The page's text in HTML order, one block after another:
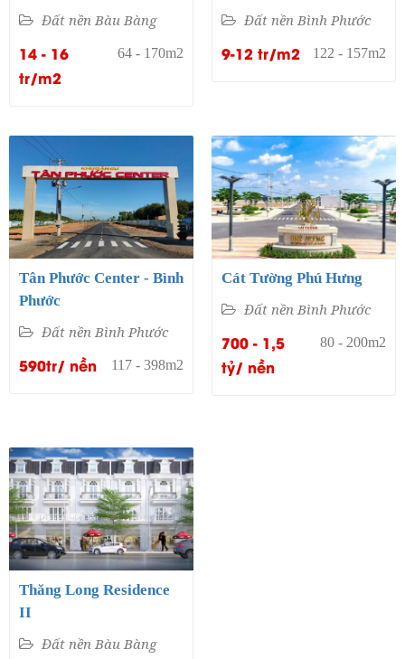
Đất nền Bàu Bàng
14 - 16
tr/m2
64 - 170m2
Đất nền Bình Phước
9-12 tr/m2 122 - 157m2
Tân Phước Center - Bình
Phước
Đất nền Bình Phước
590tr/ nền 117 - 398m2
Cát Tường Phú Hưng
Đất nền Bình Phước
700 - 1,5
tỷ/ nền
80 - 200m2
Thăng Long Residence
II
Đất nền Bàu Bàng